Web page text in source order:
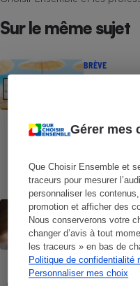
Gérer mes
Que Choisir Ensemble et
traceurs pour mesurer
personnaliser les
promotion et afficher des
Nous conserverons votre
changer d’avis à tout
les traceurs » en bas de
Politique de confidentialité
Personnaliser mes choix
Sur le même sujet
BRÈVE
Liseuses
CONSEILS
Windows
fin des
COMMENT NOUS